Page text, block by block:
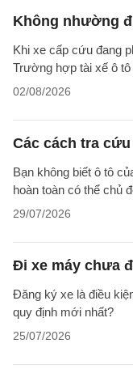
Không nhường
Khi xe cấp cứu đang
Trường hợp tài xế ô
02/08/2026
Các cách tra
Bạn không biết ô tô
hoàn toàn có thể chủ
29/07/2026
Đi xe máy chưa
Đăng ký xe là điều
quy định mới nhất?
25/07/2026